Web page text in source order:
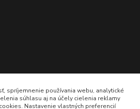
spríjemnenie používania webu, analytické
súhlasu aj na účely cielenia reklamy
Nastavenie vlastných preferencií